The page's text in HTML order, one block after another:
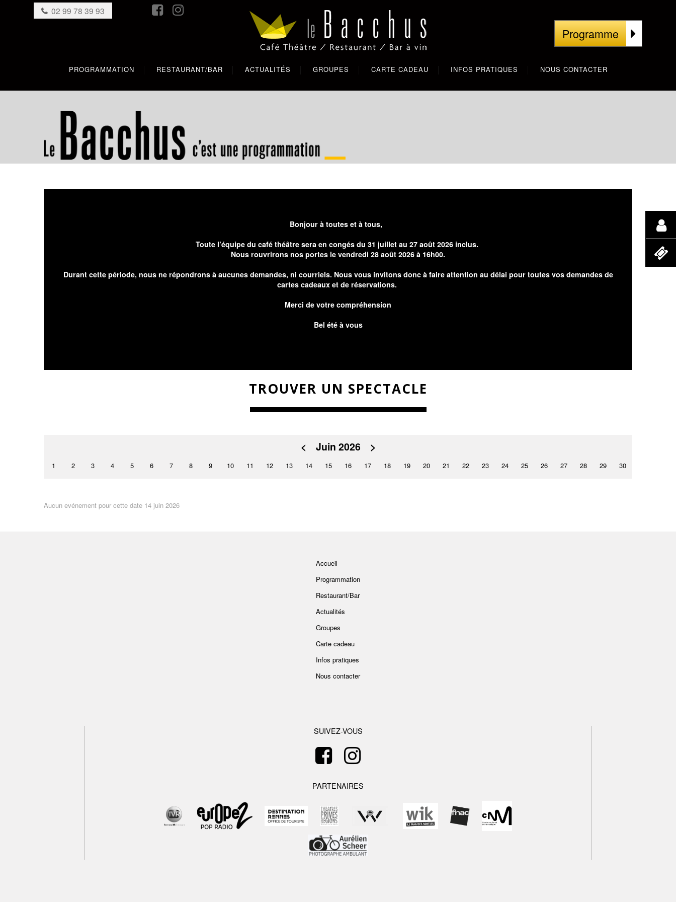
PROGRAMMATION RESTAURANT/BAR ACTUALITÉS GROUPES CARTE CADEAU INFOS PRATIQUES NOUS CONTACTER
02 99 78 39 93
Programme
Bonjour à toutes et à tous,
Toute l’équipe du café théâtre sera en congés du 31 juillet au 27 août 2026 inclus.
Nous rouvrirons nos portes le vendredi 28 août 2026 à 16h00.
Durant cette période, nous ne répondrons à aucunes demandes, ni courriels. Nous vous invitons donc à faire attention au délai pour toutes vos demandes de
cartes cadeaux et de réservations.
Merci de votre compréhension
Bel été à vous
TROUVER UN SPECTACLE
< Juin 2026 >
1 2 3 4 5 6 7 8 9 10 11 12 13 14 15 16 17 18 19 20 21 22 23 24 25 26 27 28 29 30
Aucun evénement pour cette date 14 juin 2026
Accueil
Programmation
Restaurant/Bar
Actualités
Groupes
Carte cadeau
Infos pratiques
Nous contacter
SUIVEZ-VOUS
PARTENAIRES